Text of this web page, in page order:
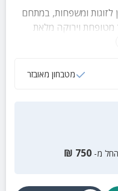
לזוגות ומשפחות, במתחם
מטופחת וירוקה מלאת
מטבחון מאובזר
מ- 750
₪